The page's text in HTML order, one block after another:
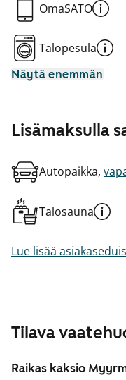
Tilava
Raikas kaksio
OmaSATO
Talopesula
Näytä enemmän
Lisämaksulla
Autopaikka,
Talosauna
Lue lisää